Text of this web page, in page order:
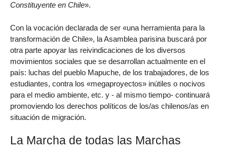
Constituyente en Chile».
Con la vocación declarada de ser «una herramienta para la
transformación de Chile», la Asamblea parisina buscará por
otra parte apoyar las reivindicaciones de los diversos
movimientos sociales que se desarrollan actualmente en el
país: luchas del pueblo Mapuche, de los trabajadores, de los
estudiantes, contra los «megaproyectos» inútiles o nocivos
para el medio ambiente, etc. y - al mismo tiempo- continuará
promoviendo los derechos políticos de los/as chilenos/as en
situación de migración.
La Marcha de todas las Marchas